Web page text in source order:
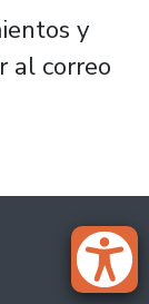
y
al correo